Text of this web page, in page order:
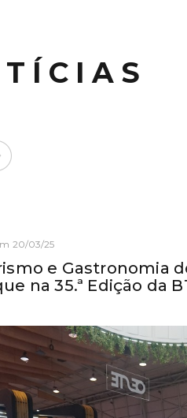
20/03/25
e Gastronomia
na 35.ª Edição da